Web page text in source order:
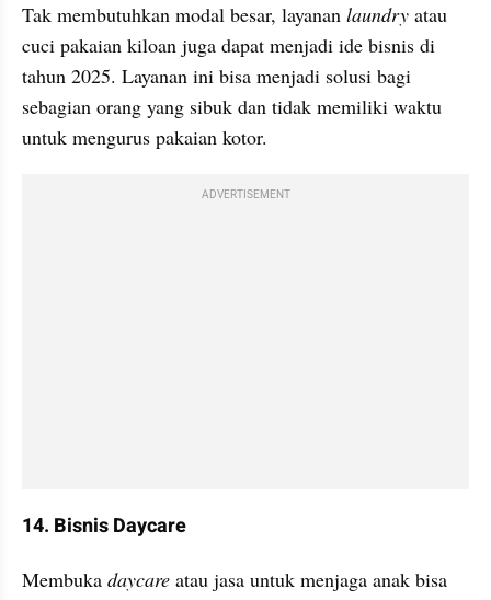
Tak membutuhkan modal besar, layanan laundry atau
cuci pakaian kiloan juga dapat menjadi ide bisnis di
tahun 2025. Layanan ini bisa menjadi solusi bagi
sebagian orang yang sibuk dan tidak memiliki waktu
untuk mengurus pakaian kotor.
ADVERTISEMENT
14. Bisnis Daycare
Membuka daycare atau jasa untuk menjaga anak bisa